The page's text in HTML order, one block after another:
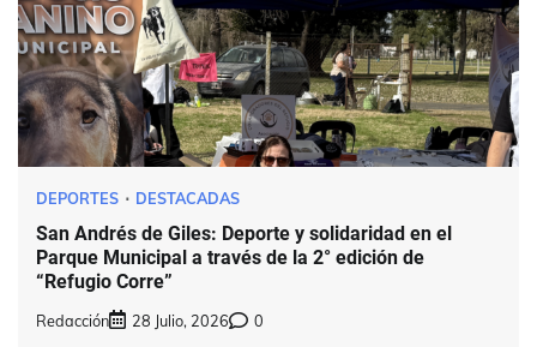
DEPORTES DESTACADAS
San Andrés de Giles: Deporte y solidaridad en el
Parque Municipal a través de la 2° edición de
“Refugio Corre”
Redacción 28 Julio, 2026 0